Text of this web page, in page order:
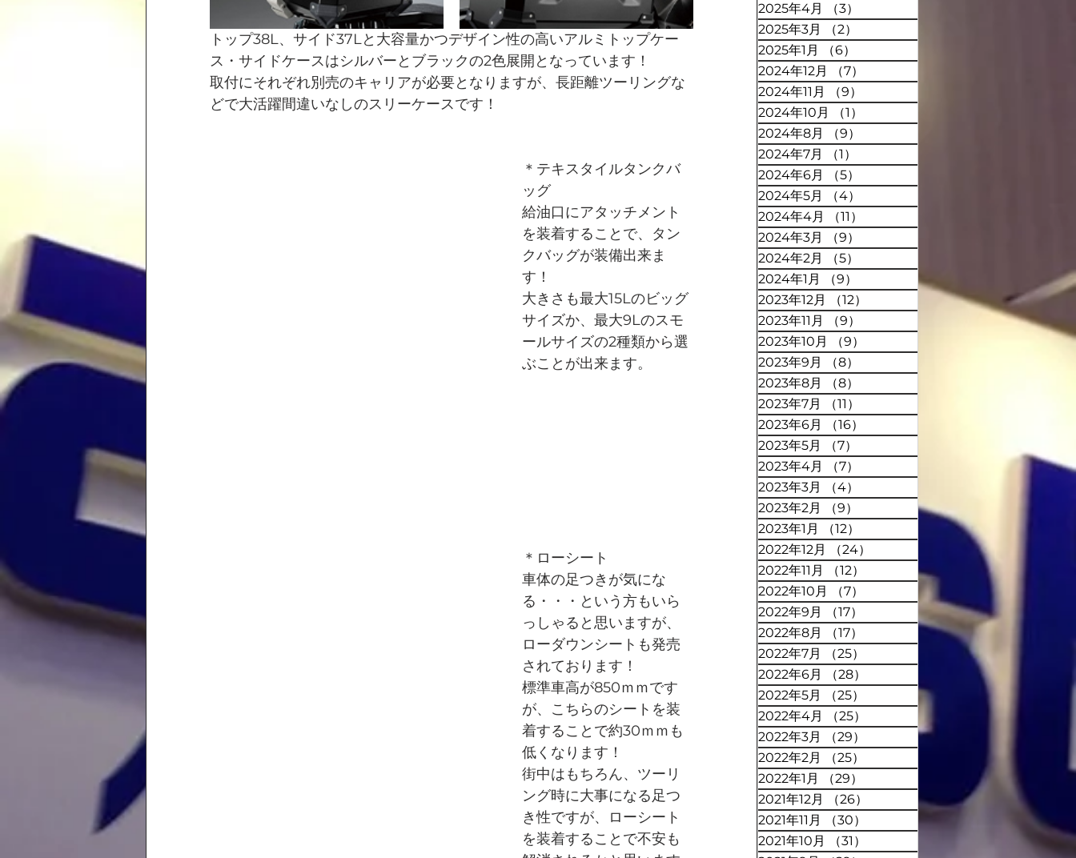
2025年4月
（3）
2025年3月
（2）
2025年1月
（6）
2024年12月
（7）
2024年11月
（9）
2024年10月
（1）
2024年8月
（9）
2024年7月
（1）
2024年6月
（5）
2024年5月
（4）
2024年4月
（11）
2024年3月
（9）
2024年2月
（5）
2024年1月
（9）
2023年12月
（12）
2023年11月
（9）
2023年10月
（9）
2023年9月
（8）
2023年8月
（8）
2023年7月
（11）
2023年6月
（16）
2023年5月
（7）
2023年4月
（7）
2023年3月
（4）
2023年2月
（9）
2023年1月
（12）
2022年12月
（24）
2022年11月
（12）
12件の記事
2022年10月
（7）
7件の記事
2022年9月
（17）
17件の記事
2022年8月
（17）
17件の記事
2022年7月
（25）
2022年6月
（28）
2022年5月
（25）
25件の記事
2022年4月
（25）
25件の記事
2022年3月
（29）
29件の記事
2022年2月
（25）
2022年1月
（29）
2021年12月
（26）
26件の記事
2021年11月
（30）
30件の記事
2021年10月
（31）
トップ38L、サイド37Lと大容量かつデザイン性の高いアルミトップケー
ス・サイドケースはシルバーとブラックの2色展開となっています！
取付にそれぞれ別売のキャリアが必要となりますが、長距離ツーリングな
どで大活躍間違いなしのスリーケースです！
＊テキスタイルタンクバ
ッグ
給油口にアタッチメント
を装着することで、タン
クバッグが装備出来ま
す！
大きさも最大15Lのビッグ
サイズか、最大9Lのスモ
ールサイズの2種類から選
ぶことが出来ます。
＊ローシート
車体の足つきが気にな
る・・・という方もいら
っしゃると思いますが、
ローダウンシートも発売
されております！
標準車高が850ｍｍです
が、こちらのシートを装
着することで約30ｍｍも
低くなります！
街中はもちろん、ツーリ
ング時に大事になる足つ
き性ですが、ローシート
を装着することで不安も